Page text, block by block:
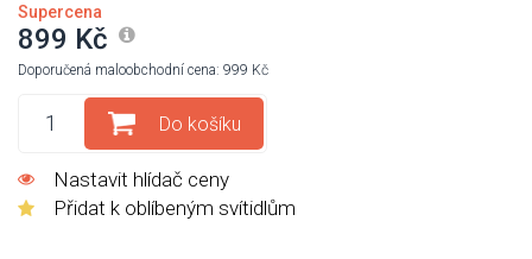
Supercena
899 Kč
Doporučená maloobchodní cena: 999 Kč
Do košíku
Nastavit hlídač ceny
Přidat k oblíbeným svítidlům